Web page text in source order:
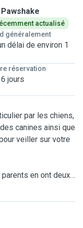
actualisé
généralement
délai de environ 1
réservation
jours
par les chiens,
canines ainsi que
veiller sur votre
en ont deux)
américain, j’ai